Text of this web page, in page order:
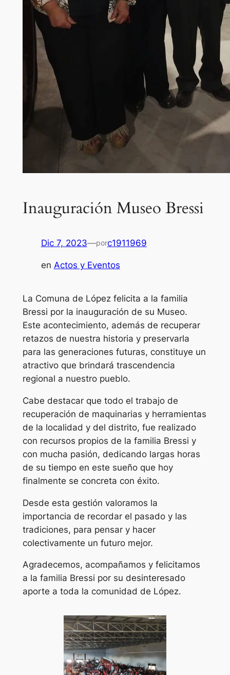
Inauguración Museo Bressi
Dic 7, 2023—porc1911969
en Actos y Eventos
La Comuna de López felicita a la familia
Bressi por la inauguración de su Museo.
Este acontecimiento, además de recuperar
retazos de nuestra historia y preservarla
para las generaciones futuras, constituye un
atractivo que brindará trascendencia
regional a nuestro pueblo.
Cabe destacar que todo el trabajo de
recuperación de maquinarias y herramientas
de la localidad y del distrito, fue realizado
con recursos propios de la familia Bressi y
con mucha pasión, dedicando largas horas
de su tiempo en este sueño que hoy
finalmente se concreta con éxito.
Desde esta gestión valoramos la
importancia de recordar el pasado y las
tradiciones, para pensar y hacer
colectivamente un futuro mejor.
Agradecemos, acompañamos y felicitamos
a la familia Bressi por su desinteresado
aporte a toda la comunidad de López.